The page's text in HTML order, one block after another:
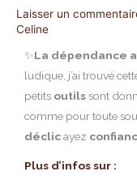
Laisser un
Celine
✨La dépendance
ludique, j’ai trouvé
petits outils sont
comme pour toute
déclicayez
Plus d’infos sur :